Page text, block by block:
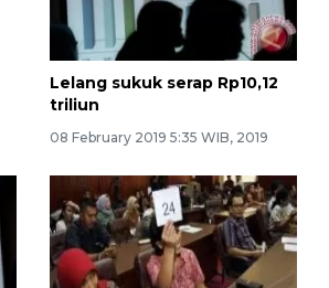
Lelang sukuk serap Rp10,12
triliun
08 February 2019 5:35 WIB, 2019